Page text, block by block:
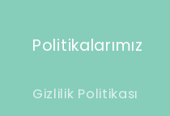
Politikalarımız
Gizlilik Politikası